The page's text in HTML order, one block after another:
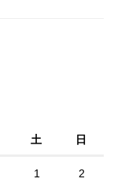
土 日
1 2